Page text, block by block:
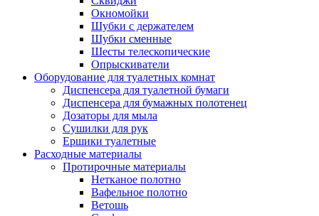
Окномойки
Шубки с держателем
Шубки сменные
Шесты телескопические
Опрыскиватели
Оборудование для туалетных комнат
Диспенсера для туалетной бумаги
Диспенсера для бумажных полотенец
Дозаторы для мыла
Сушилки для рук
Ершики туалетные
Расходные материалы
Протирочные материалы
Нетканое полотно
Вафельное полотно
Ветошь